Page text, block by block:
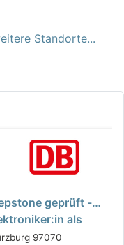
Standorte...
geprüft -
als
97070